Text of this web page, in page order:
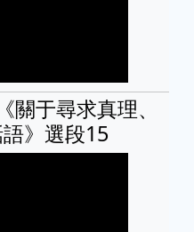
于尋求真理、
》選段15